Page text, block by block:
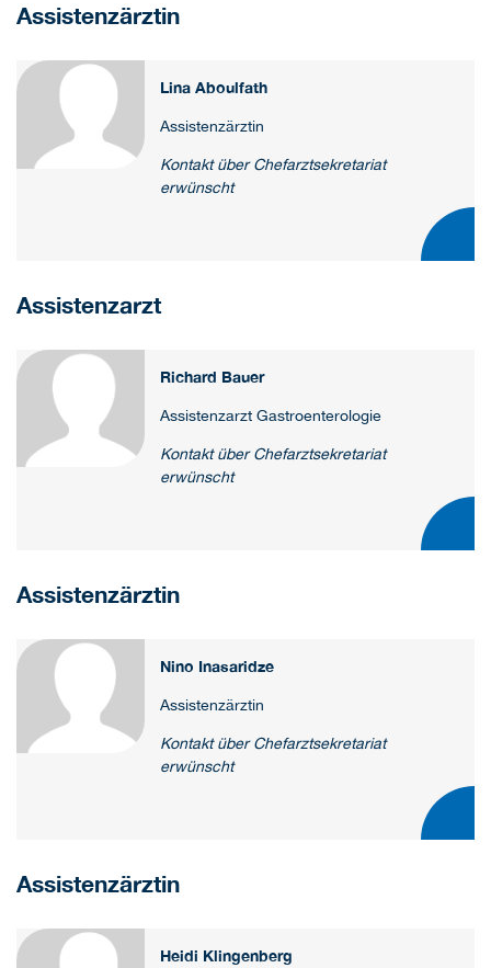
Assistenzärztin
Lina Aboulfath
Assistenzärztin
Kontakt über Chefarztsekretariat
erwünscht
Assistenzarzt
Richard Bauer
Assistenzarzt Gastroenterologie
Kontakt über Chefarztsekretariat
erwünscht
Assistenzärztin
Nino Inasaridze
Assistenzärztin
Kontakt über Chefarztsekretariat
erwünscht
Assistenzärztin
Heidi Klingenberg